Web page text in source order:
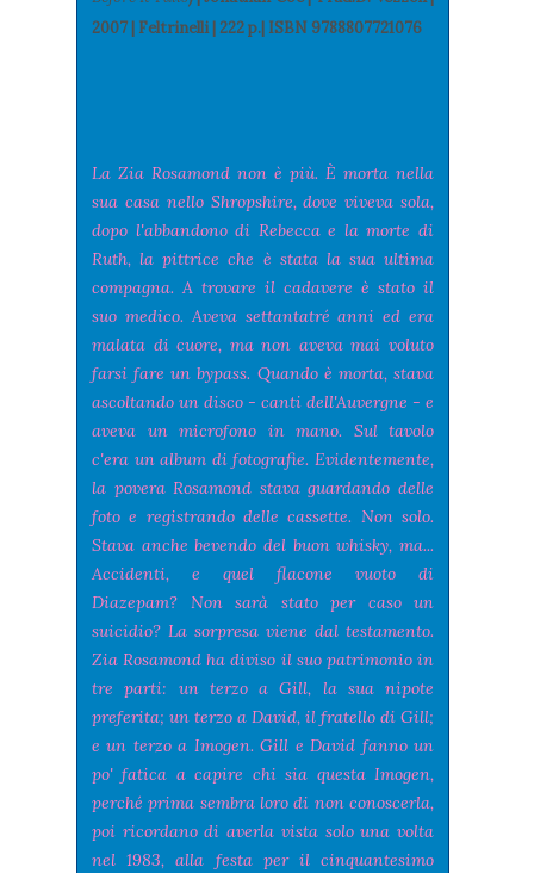
2007 | Feltrinelli | 222 p.| ISBN 9788807721076
La Zia Rosamond non è più. È morta nella
sua casa nello Shropshire, dove viveva sola,
dopo l'abbandono di Rebecca e la morte di
Ruth, la pittrice che è stata la sua ultima
compagna. A trovare il cadavere è stato il
suo medico. Aveva settantatré anni ed era
malata di cuore, ma non aveva mai voluto
farsi fare un bypass. Quando è morta, stava
ascoltando un disco - canti dell'Auvergne - e
aveva un microfono in mano. Sul tavolo
c'era un album di fotografie. Evidentemente,
la povera Rosamond stava guardando delle
foto e registrando delle cassette. Non solo.
Stava anche bevendo del buon whisky, ma...
Accidenti, e quel flacone vuoto di
Diazepam? Non sarà stato per caso un
suicidio? La sorpresa viene dal testamento.
Zia Rosamond ha diviso il suo patrimonio in
tre parti: un terzo a Gill, la sua nipote
preferita; un terzo a David, il fratello di Gill;
e un terzo a Imogen. Gill e David fanno un
po' fatica a capire chi sia questa Imogen,
perché prima sembra loro di non conoscerla,
poi ricordano di averla vista solo una volta
nel 1983, alla festa per il cinquantesimo